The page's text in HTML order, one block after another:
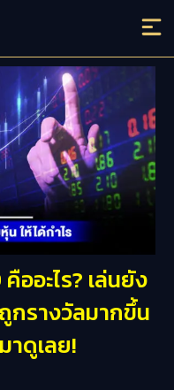
ออะไร? เล่นยัง
กรางวัลมากขึ้น
าดูเลย!